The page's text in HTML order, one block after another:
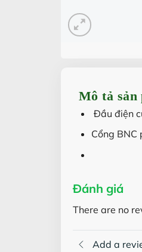
Mô tả sản
Đầu điện
Cổng BNC
Đánh giá
There are no
Add a